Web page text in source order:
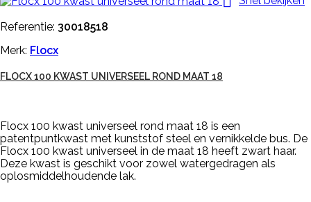
Referentie: 30018518
Merk: Flocx
FLOCX 100 KWAST UNIVERSEEL ROND MAAT 18
Flocx 100 kwast universeel rond maat 18 is een
patentpuntkwast met kunststof steel en vernikkelde bus. De
Flocx 100 kwast universeel in de maat 18 heeft zwart haar.
Deze kwast is geschikt voor zowel watergedragen als
oplosmiddelhoudende lak.